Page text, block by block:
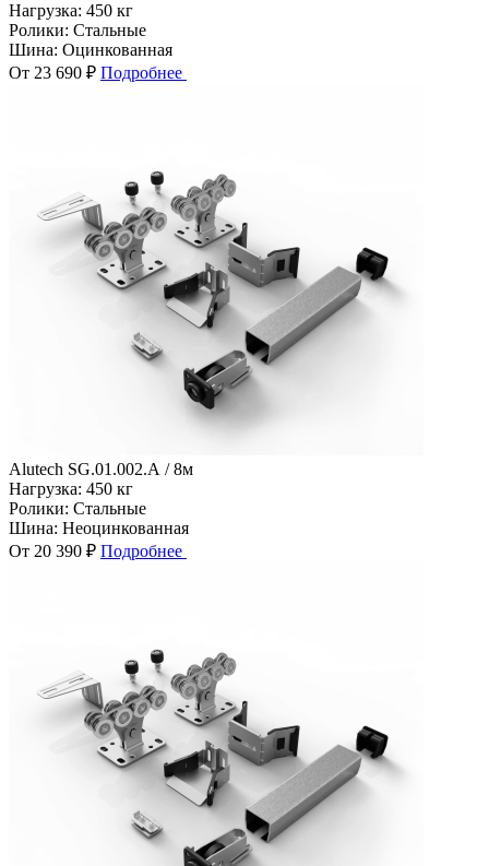
Нагрузка: 450 кг
Ролики: Стальные
Шина: Оцинкованная
От 23 690 ₽ Подробнее
Alutech SG.01.002.А / 8м
Нагрузка: 450 кг
Ролики: Стальные
Шина: Неоцинкованная
От 20 390 ₽ Подробнее